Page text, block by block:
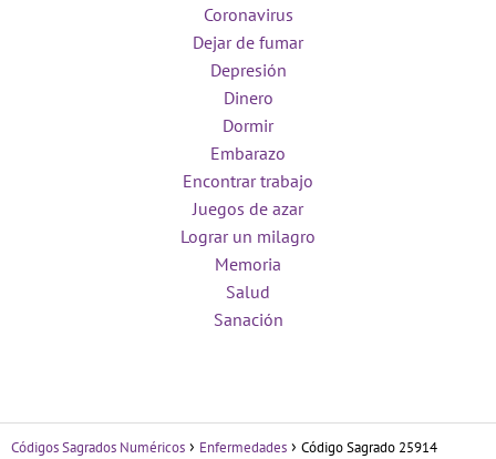
Coronavirus
Dejar de fumar
Depresión
Dinero
Dormir
Embarazo
Encontrar trabajo
Juegos de azar
Lograr un milagro
Memoria
Salud
Sanación
Códigos Sagrados Numéricos Enfermedades Código Sagrado 25914